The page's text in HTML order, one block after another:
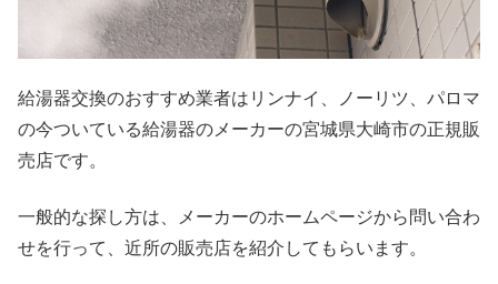
給湯器交換のおすすめ業者はリンナイ、ノーリツ、パロマ
の今ついている給湯器のメーカーの宮城県大崎市の正規販
売店です。
一般的な探し方は、メーカーのホームページから問い合わ
せを行って、近所の販売店を紹介してもらいます。